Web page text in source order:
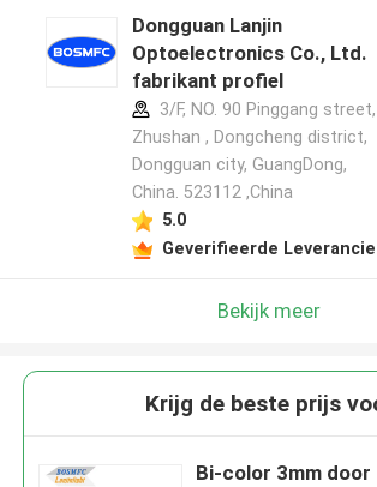
Dongguan Lanjin
Optoelectronics Co., Ltd.
fabrikant profiel
3/F, NO. 90 Pinggang street,
Zhushan , Dongcheng district,
Dongguan city, GuangDong,
China. 523112 ,China
5.0
Geverifieerde
Bekijk meer
Krijg de beste prijs
Bi-color 3mm door